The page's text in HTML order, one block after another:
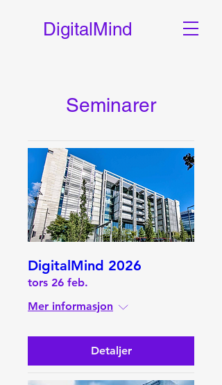
DigitalMind
Seminarer
DigitalMind 2026
tors 26 feb.
Mer informasjon
Detaljer